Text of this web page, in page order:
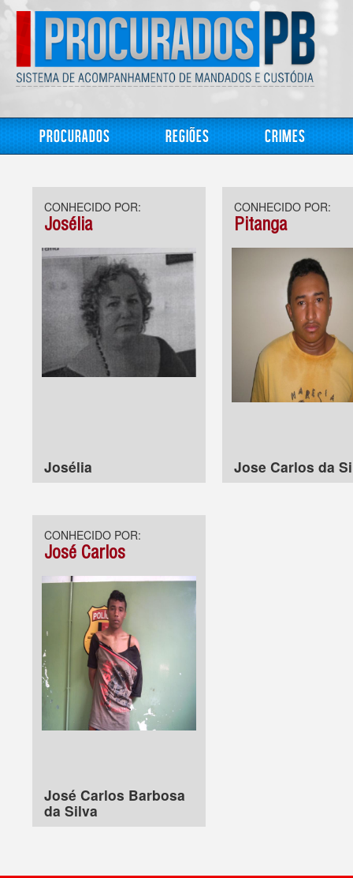
Procurados Regiões Crimes
CONHECIDO POR:
Josélia
Josélia
CONHECIDO POR:
Pitanga
Jose Carlos da
CONHECIDO POR:
José Carlos
José Carlos Barbosa
da Silva